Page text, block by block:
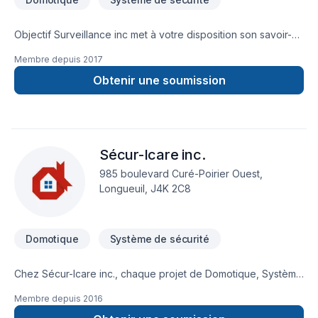
Objectif Surveillance inc met à votre disposition son savoir-
espaces à Abitibi-Témiscamingue,Capitale-Nationale,Centre
du Québec,Chaudière-Appalaches,Eastern
réalité. Contactez-nous dès maintenant.
Membre depuis 2017
Obtenir une soumission
Sécur-Icare inc.
985 boulevard Curé-Poirier Ouest,
Longueuil, J4K 2C8
Domotique Système de sécurité
Chez Sécur-Icare inc., chaque projet de Domotique, Système
envers la qualité et la satisfaction client à Capitale-
Membre depuis 2016